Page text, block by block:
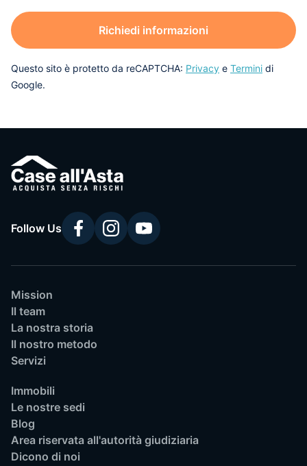
Richiedi informazioni
Questo sito è protetto da reCAPTCHA: Privacy e Termini di
Google.
Follow Us
Mission
Il team
La nostra storia
Il nostro metodo
Servizi
Immobili
Le nostre sedi
Blog
Area riservata all'autorità giudiziaria
Dicono di noi